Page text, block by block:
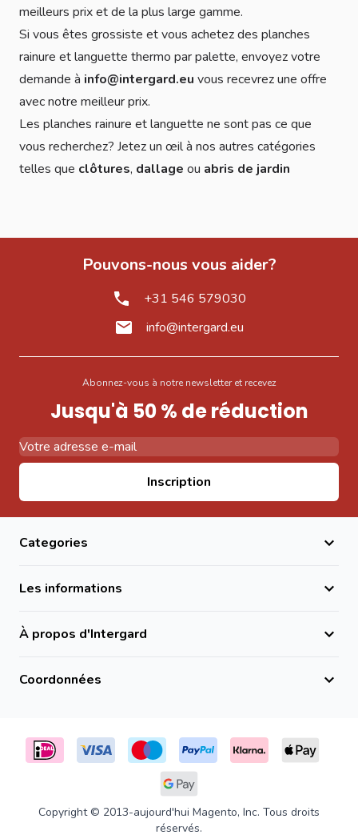
meilleurs prix et de la plus large gamme.
Si vous êtes grossiste et vous achetez des planches
rainure et languette thermo par palette, envoyez votre
demande à info@intergard.eu vous recevrez une offre
avec notre meilleur prix.
Les planches rainure et languette ne sont pas ce que
vous recherchez? Jetez un œil à nos autres catégories
telles que clôtures, dallage ou abris de jardin
Pouvons-nous vous aider?
+31 546 579030
info@intergard.eu
Abonnez-vous à notre newsletter et recevez
Jusqu'à 50 % de réduction
Inscription
Categories
Les informations
À propos d'Intergard
Coordonnées
Copyright © 2013-aujourd'hui Magento, Inc. Tous droits
réservés.